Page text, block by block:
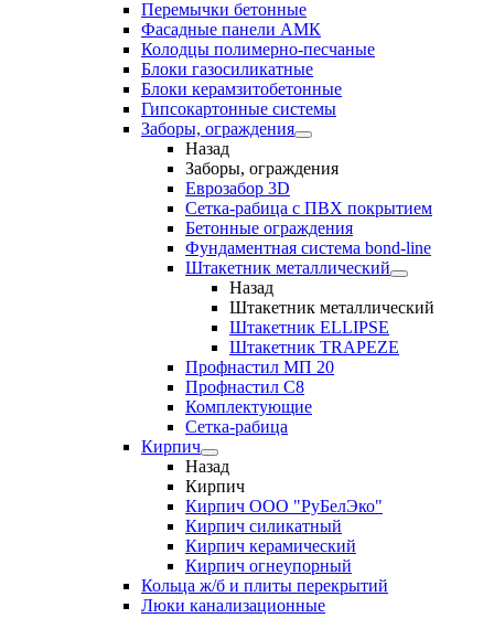
Перемычки бетонные
Фасадные панели АМК
Колодцы полимерно-песчаные
Блоки газосиликатные
Блоки керамзитобетонные
Гипсокартонные системы
Заборы, ограждения
Назад
Заборы, ограждения
Еврозабор 3D
Сетка-рабица с ПВХ покрытием
Бетонные ограждения
Фундаментная система bond-line
Штакетник металлический
Назад
Штакетник металлический
Штакетник ELLIPSE
Штакетник TRAPEZE
Профнастил МП 20
Профнастил С8
Комплектующие
Сетка-рабица
Кирпич
Назад
Кирпич
Кирпич ООО "РуБелЭко"
Кирпич силикатный
Кирпич керамический
Кирпич огнеупорный
Кольца ж/б и плиты перекрытий
Люки канализационные